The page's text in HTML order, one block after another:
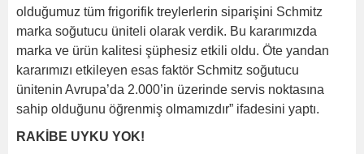
olduğumuz tüm frigorifik treylerlerin siparişini Schmitz
marka soğutucu üniteli olarak verdik. Bu kararımızda
marka ve ürün kalitesi şüphesiz etkili oldu. Öte yandan
kararımızı etkileyen esas faktör Schmitz soğutucu
ünitenin Avrupa’da 2.000’in üzerinde servis noktasına
sahip olduğunu öğrenmiş olmamızdır” ifadesini yaptı.
RAKİBE UYKU YOK!